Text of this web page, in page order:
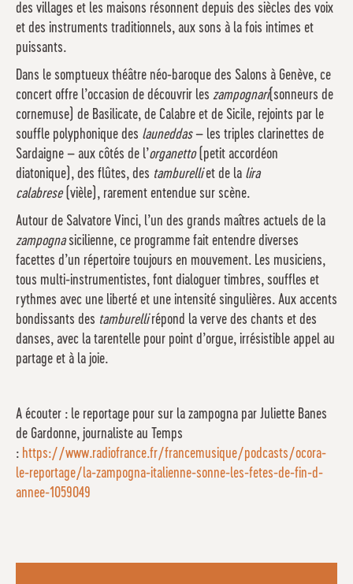
des villages et les maisons résonnent depuis des siècles des voix
et des instruments traditionnels, aux sons à la fois intimes et
puissants.
Dans le somptueux théâtre néo-baroque des Salons à Genève, ce
concert offre l’occasion de découvrir les zampognari(sonneurs de
cornemuse) de Basilicate, de Calabre et de Sicile, rejoints par le
souffle polyphonique des launeddas– les triples clarinettes de
Sardaigne – aux côtés de l’organetto(petit accordéon
diatonique), des flûtes, des tamburelliet de la lira
calabrese(vièle), rarement entendue sur scène.
Autour de Salvatore Vinci, l’un des grands maîtres actuels de la
zampognasicilienne, ce programme fait entendre diverses
facettes d’un répertoire toujours en mouvement. Les musiciens,
tous multi-instrumentistes, font dialoguer timbres, souffles et
rythmes avec une liberté et une intensité singulières. Aux accents
bondissants des tamburellirépond la verve des chants et des
danses, avec la tarentelle pour point d’orgue, irrésistible appel au
partage et à la joie.
A écouter : le reportage pour sur la zampogna par Juliette Banes
de Gardonne, journaliste au Temps
: https://www.radiofrance.fr/francemusique/podcasts/ocora-
le-reportage/la-zampogna-italienne-sonne-les-fetes-de-fin-d-
annee-1059049